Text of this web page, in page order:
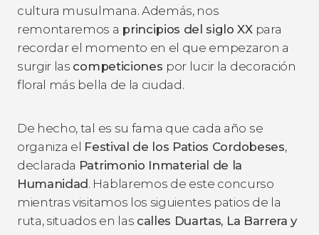
cultura musulmana. Además, nos
remontaremos a principios del siglo XXpara
recordar el momento en el que empezaron a
surgir las competiciones por lucir la decoración
floral más bella de la ciudad.
De hecho, tal es su fama que cada año se
organiza el Festival de los Patios Cordobeses,
declarada Patrimonio Inmaterial de la
Humanidad. Hablaremos de este concurso
mientras visitamos los siguientes patios de la
ruta, situados en las calles Duartas, La Barrera y